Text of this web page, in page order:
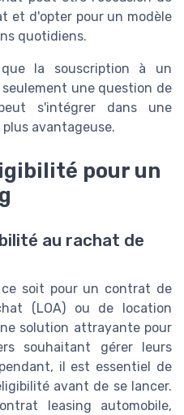
et d'opter pour un modèle
quotidiens.
la souscription à un
une question de
s'intégrer dans une
avantageuse.
pour un
au rachat de
soit pour un contrat de
(LOA) ou de location
solution attrayante pour
souhaitant gérer leurs
il est essentiel de
avant de se lancer.
leasing automobile,